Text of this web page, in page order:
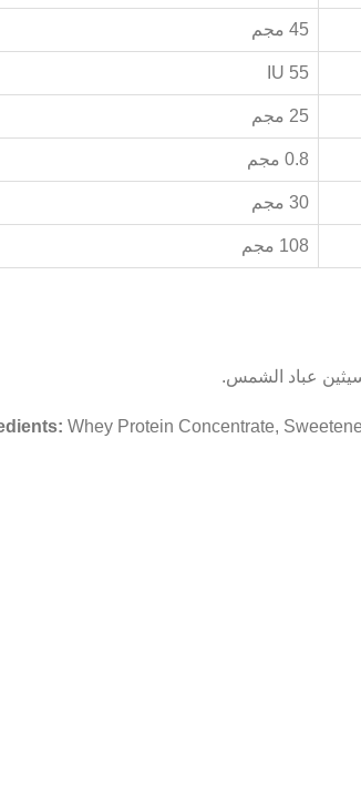
45 مجم
55 IU
25 مجم
0.8 مجم
30 مجم
108 مجم
عباد الشمس.
Whey Protein Concentrate,